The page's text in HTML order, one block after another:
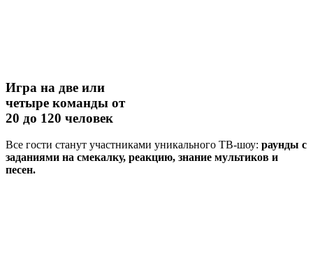
Игра на две или
четыре команды от
20 до 120 человек
Все гости станут участниками уникального ТВ-шоу: раунды с
заданиями на смекалку, реакцию, знание мультиков и
песен.